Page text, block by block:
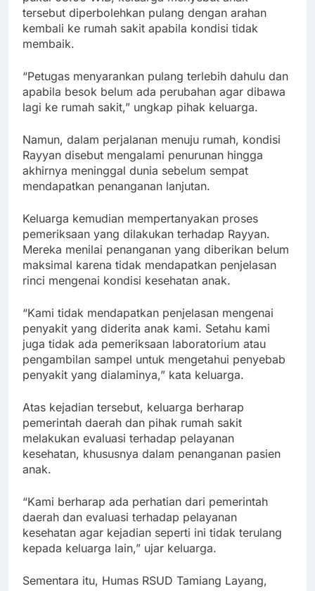
tersebut diperbolehkan pulang dengan arahan
kembali ke rumah sakit apabila kondisi tidak
membaik.
“Petugas menyarankan pulang terlebih dahulu dan
apabila besok belum ada perubahan agar dibawa
lagi ke rumah sakit,” ungkap pihak keluarga.
Namun, dalam perjalanan menuju rumah, kondisi
Rayyan disebut mengalami penurunan hingga
akhirnya meninggal dunia sebelum sempat
mendapatkan penanganan lanjutan.
Keluarga kemudian mempertanyakan proses
pemeriksaan yang dilakukan terhadap Rayyan.
Mereka menilai penanganan yang diberikan belum
maksimal karena tidak mendapatkan penjelasan
rinci mengenai kondisi kesehatan anak.
“Kami tidak mendapatkan penjelasan mengenai
penyakit yang diderita anak kami. Setahu kami
juga tidak ada pemeriksaan laboratorium atau
pengambilan sampel untuk mengetahui penyebab
penyakit yang dialaminya,” kata keluarga.
Atas kejadian tersebut, keluarga berharap
pemerintah daerah dan pihak rumah sakit
melakukan evaluasi terhadap pelayanan
kesehatan, khususnya dalam penanganan pasien
anak.
“Kami berharap ada perhatian dari pemerintah
daerah dan evaluasi terhadap pelayanan
kesehatan agar kejadian seperti ini tidak terulang
kepada keluarga lain,” ujar keluarga.
Sementara itu, Humas RSUD Tamiang Layang,